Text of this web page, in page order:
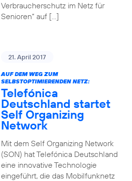
Verbraucherschutz im Netz für
Senioren“ auf […]
21. April 2017
AUF DEM WEG ZUM
SELBSTOPTIMIERENDEN NETZ:
Telefónica
Deutschland startet
Self Organizing
Network
Mit dem Self Organizing Network
(SON) hat Telefónica Deutschland
eine innovative Technologie
eingeführt, die das Mobilfunknetz